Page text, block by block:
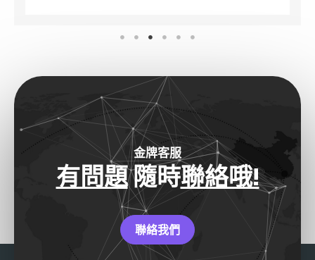
金牌客服
有問題隨時聯絡哦!
聯絡我們